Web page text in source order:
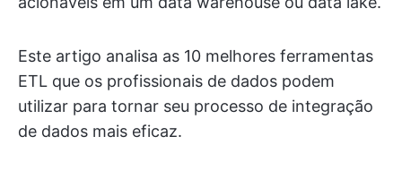
Este artigo analisa as 10 melhores ferramentas
ETL que os profissionais de dados podem
utilizar para tornar seu processo de integração
de dados mais eficaz.